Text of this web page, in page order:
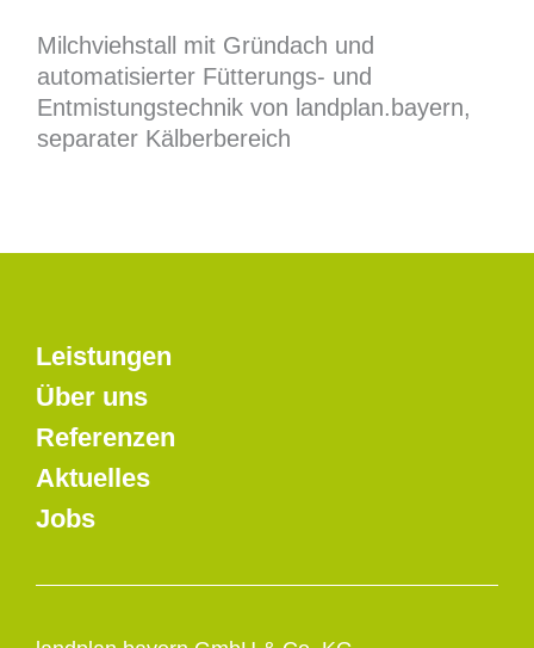
Milchviehstall mit Gründach und
automatisierter Fütterungs- und
Entmistungstechnik von landplan.bayern,
separater Kälberbereich
Leistungen
Über uns
Referenzen
Aktuelles
Jobs